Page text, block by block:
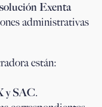
Exenta
administrativas
están:
y SAC.